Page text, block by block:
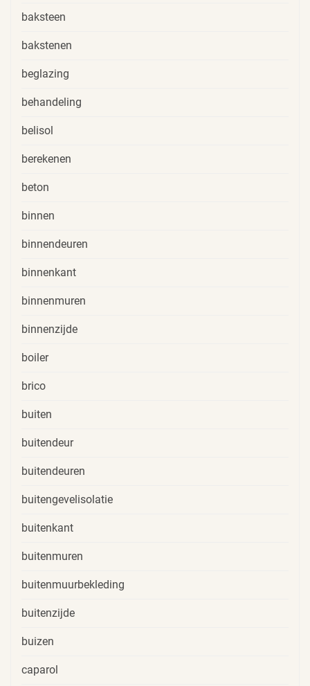
baksteen
bakstenen
beglazing
behandeling
belisol
berekenen
beton
binnen
binnendeuren
binnenkant
binnenmuren
binnenzijde
boiler
brico
buiten
buitendeur
buitendeuren
buitengevelisolatie
buitenkant
buitenmuren
buitenmuurbekleding
buitenzijde
buizen
caparol